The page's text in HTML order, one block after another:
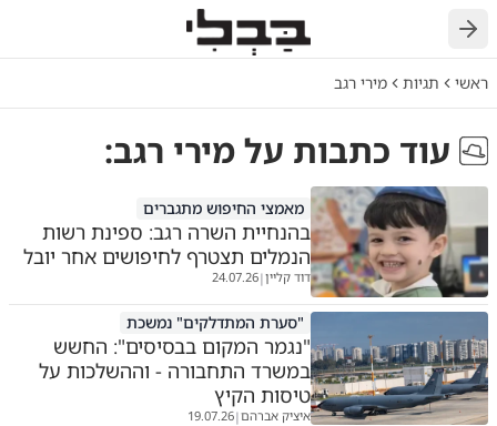
חזרה
ראשי תגיות מירי רגב
עוד כתבות עלמירי רגב:
מאמצי החיפוש מתגברים
בהנחיית השרה רגב: ספינת רשות
הנמלים תצטרף לחיפושים אחר יובל
דוד קליין|
24.07.26
"סערת המתדלקים" נמשכת
"נגמר המקום בבסיסים": החשש
במשרד התחבורה - וההשלכות על
טיסות הקיץ
איציק אברהם|
19.07.26